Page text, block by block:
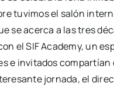
tuvi­mos el salón
se acer­ca a las tres
el SIF Aca­demy, un
e invi­ta­dos
jor­na­da, el